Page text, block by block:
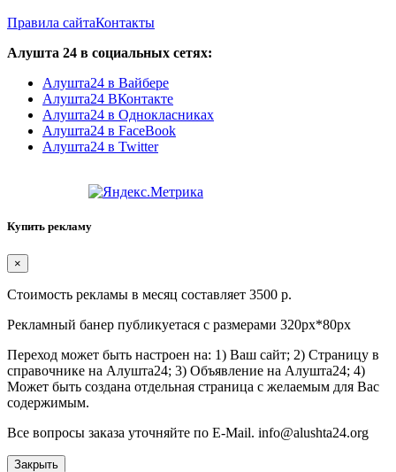
Правила сайтаКонтакты
Алушта 24 в социальных сетях:
Алушта24 в Вайбере
Алушта24 ВКонтакте
Алушта24 в Однокласниках
Алушта24 в FaceBook
Алушта24 в Twitter
Купить рекламу
×
Стоимость рекламы в месяц составляет 3500 р.
Рекламный банер публикуетася с размерами 320px*80px
Переход может быть настроен на: 1) Ваш сайт; 2) Страницу в
справочнике на Алушта24; 3) Объявление на Алушта24; 4)
Может быть создана отдельная страница с желаемым для Вас
содержимым.
Все вопросы заказа уточняйте по E-Mail. info@alushta24.org
Закрыть